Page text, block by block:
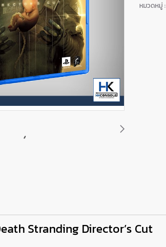
หมวดหมู่ :
Stranding Director’s Cut